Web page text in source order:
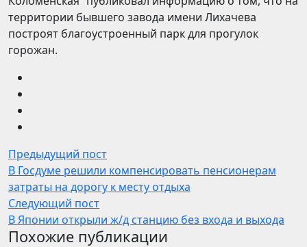
территории бывшего завода имени Лихачева
построят благоустроенный парк для прогулок
горожан.
Предыдущий пост
В Госдуме решили компенсировать пенсионерам
затраты на дорогу к месту отдыха
Следующий пост
В Японии открыли ж/д станцию без входа и выхода
Похожие публикации